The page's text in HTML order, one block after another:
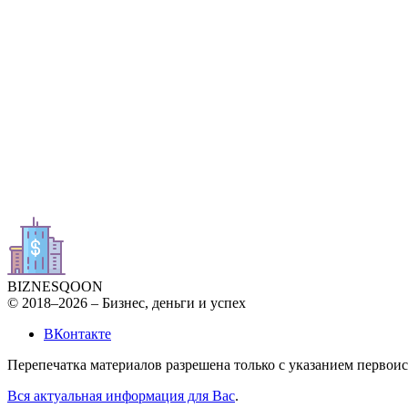
BIZNESQOON
© 2018–2026 – Бизнес, деньги и успех
ВКонтакте
Перепечатка материалов разрешена только с указанием
Вся актуальная информация для Вас.